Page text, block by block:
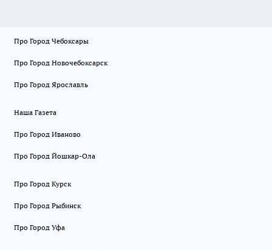
Про Город Чебоксары
Про Город Новочебоксарск
Про Город Ярославль
Наша Газета
Про Город Иваново
Про Город Йошкар-Ола
Про Город Курск
Про Город Рыбинск
Про Город Уфа